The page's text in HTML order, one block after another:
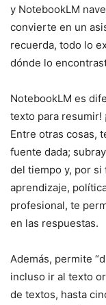
y NotebookLM
convierte en un
recuerda, todo lo
dónde lo
NotebookLM es
texto para resumir!
Entre otras cosas,
fuente dada;
del tiempo y, por si
aprendizaje,
profesional, te
en las respuestas.
Además, permite
incluso ir al texto
de textos, hasta